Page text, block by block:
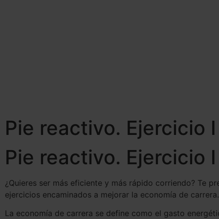
Pie reactivo. Ejercicio
Pie reactivo. Ejercicio
¿Quieres ser más eficiente y más rápido corriendo? Te
ejercicios encaminados a mejorar la economía de carrera.
La economía de carrera se define como el gasto